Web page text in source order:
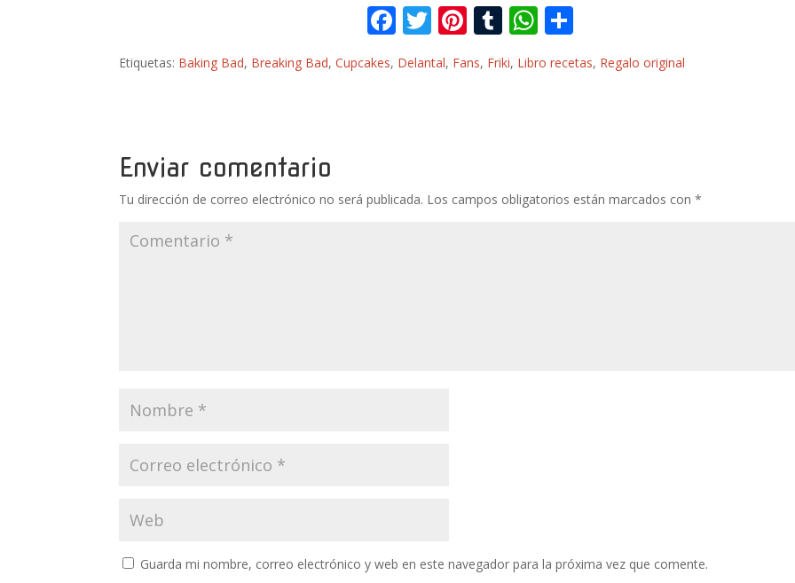
F
ac
e
k
T
w
itt
Pi
nt
er
T
u
m
W
at
p
m
r
Etiquetas: Baking Bad, Breaking Bad,Cupcakes, Delantal, Fans, Friki, Libro recetas, Regalo original
Enviar comentario
Tu dirección de correo electrónico no será publicada. Los campos obligatorios están marcados con*
Guarda mi nombre, correo electrónico y web en este navegador para la próxima vez que comente.